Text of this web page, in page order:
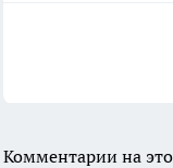
Комментарии на